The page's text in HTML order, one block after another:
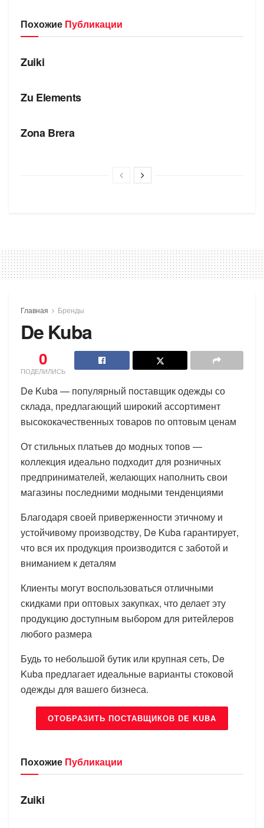
Похожие Публикации
БРЕНДЫ
Zuiki
Zu Elements
Zona Brera
Главная Бренды
De Kuba
0
ПОДЕЛИЛИСЬ
De Kuba — популярный поставщик одежды со
склада, предлагающий широкий ассортимент
высококачественных товаров по оптовым ценам
От стильных платьев до модных топов —
коллекция идеально подходит для розничных
предпринимателей, желающих наполнить свои
магазины последними модными тенденциями
Благодаря своей приверженности этичному и
устойчивому производству, De Kuba гарантирует,
что вся их продукция производится с заботой и
вниманием к деталям
Клиенты могут воспользоваться отличными
скидками при оптовых закупках, что делает эту
продукцию доступным выбором для ритейлеров
любого размера
Будь то небольшой бутик или крупная сеть, De
Kuba предлагает идеальные варианты стоковой
одежды для вашего бизнеса.
ОТОБРАЗИТЬ ПОСТАВЩИКОВ DE KUBA
Похожие Публикации
БРЕНДЫ
Zuiki